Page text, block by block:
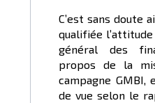
C’est sans doute
qualifiée
général des
propos de la
campagne GMBI,
de vue selon le